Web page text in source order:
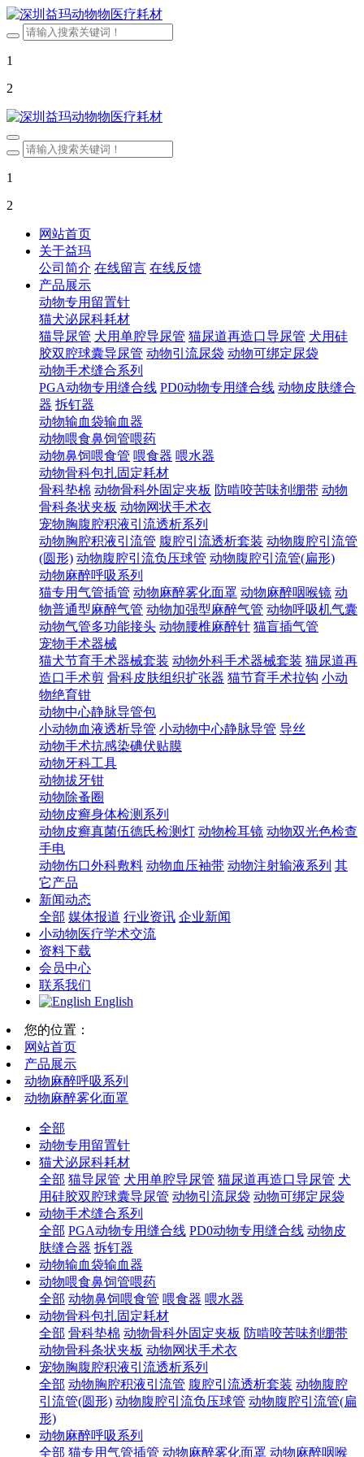
1
2
1
2
网站首页
关于益玛
公司简介 在线留言 在线反馈
产品展示
动物专用留置针
猫犬泌尿科耗材
猫导尿管 犬用单腔导尿管 猫尿道再造口导尿管 犬用硅
胶双腔球囊导尿管 动物引流尿袋 动物可绑定尿袋
动物手术缝合系列
PGA动物专用缝合线 PD0动物专用缝合线 动物皮肤缝合
器 拆钉器
动物输血袋输血器
动物喂食鼻饲管喂药
动物鼻饲喂食管 喂食器 喂水器
动物骨科包扎固定耗材
骨科垫棉 动物骨科外固定夹板 防啃咬苦味剂绷带 动物
骨科条状夹板 动物网状手术衣
宠物胸腹腔积液引流透析系列
动物胸腔积液引流管 腹腔引流透析套装 动物腹腔引流管
(圆形) 动物腹腔引流负压球管 动物腹腔引流管(扁形)
动物麻醉呼吸系列
猫专用气管插管 动物麻醉雾化面罩 动物麻醉咽喉镜 动
物普通型麻醉气管 动物加强型麻醉气管 动物呼吸机气囊
动物气管多功能接头 动物腰椎麻醉针 猫盲插气管
宠物手术器械
猫犬节育手术器械套装 动物外科手术器械套装 猫尿道再
造口手术剪 骨科皮肤组织扩张器 猫节育手术拉钩 小动
物绝育钳
动物中心静脉导管包
小动物血液透析导管 小动物中心静脉导管 导丝
动物手术抗感染碘伏贴膜
动物牙科工具
动物拔牙钳
动物除蚤圈
动物皮癣身体检测系列
动物皮癣真菌伍德氏检测灯 动物检耳镜 动物双光色检查
手电
动物伤口外科敷料 动物血压袖带 动物注射输液系列 其
它产品
新闻动态
全部 媒体报道 行业资讯 企业新闻
小动物医疗学术交流
资料下载
会员中心
联系我们
English
您的位置：
网站首页
产品展示
动物麻醉呼吸系列
动物麻醉雾化面罩
全部
动物专用留置针
猫犬泌尿科耗材
全部 猫导尿管 犬用单腔导尿管 猫尿道再造口导尿管 犬
用硅胶双腔球囊导尿管 动物引流尿袋 动物可绑定尿袋
动物手术缝合系列
全部 PGA动物专用缝合线 PD0动物专用缝合线 动物皮
肤缝合器 拆钉器
动物输血袋输血器
动物喂食鼻饲管喂药
全部 动物鼻饲喂食管 喂食器 喂水器
动物骨科包扎固定耗材
全部 骨科垫棉 动物骨科外固定夹板 防啃咬苦味剂绷带
动物骨科条状夹板 动物网状手术衣
宠物胸腹腔积液引流透析系列
全部 动物胸腔积液引流管 腹腔引流透析套装 动物腹腔
引流管(圆形) 动物腹腔引流负压球管 动物腹腔引流管(扁
形)
动物麻醉呼吸系列
全部 猫专用气管插管 动物麻醉雾化面罩 动物麻醉咽喉